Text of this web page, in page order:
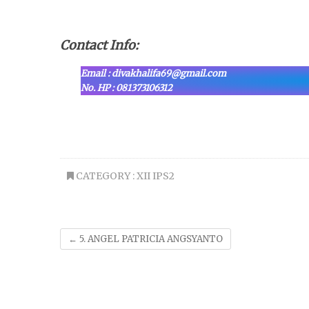
Contact Info:
Email : divakhalifa69@gmail.com
No. HP : 081373106312
CATEGORY :XII IPS2
← 5. ANGEL PATRICIA ANGSYANTO